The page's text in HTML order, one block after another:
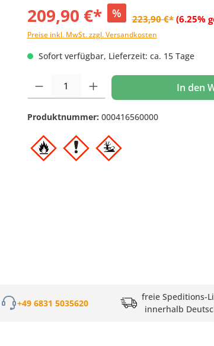
209,90 €* % 223,90 €* (6.25%
Preise inkl. MwSt. zzgl. Versandkosten
Sofort verfügbar, Lieferzeit: ca. 15 Tage
Produkt Anzahl: Gib den gewünschten Wert ein
In den
Produktnummer: 000416560000
+49 6831 5035620
freie Speditions-
innerhalb